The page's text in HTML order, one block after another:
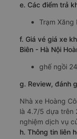
e. Các điểm trả
Trạm Xăng
f. Giá vé giá xe
Biên - Hà Nội
ghế ngồi
g. Review, đánh
Nhà xe Hoàng
là 4.7/5 dựa trên
nghiệm dịch vụ
h. Thông tin liên